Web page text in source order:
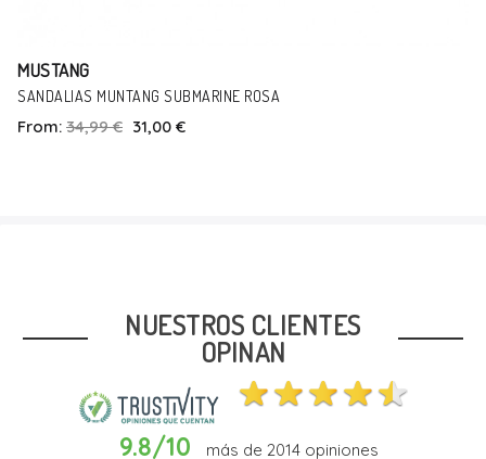
MUSTANG
SANDALIAS MUNTANG SUBMARINE ROSA
From: 34,99 € 31,00 €
NUESTROS CLIENTES
OPINAN
9.8/10 más de 2014opiniones